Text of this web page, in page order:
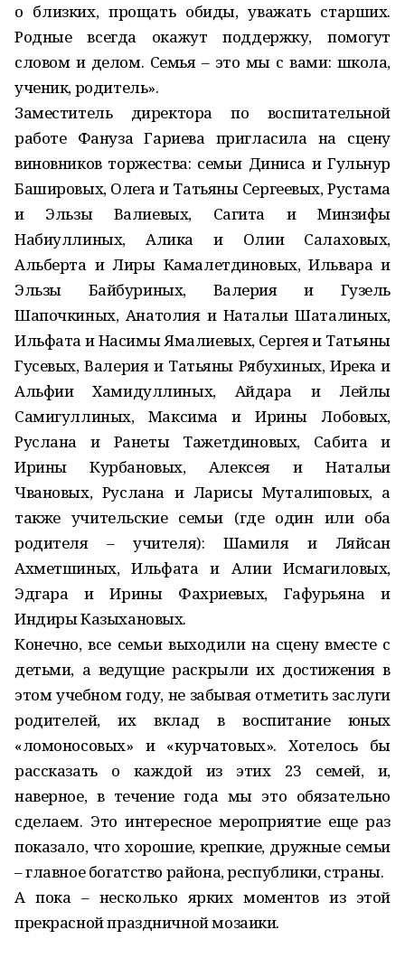
о близких, прощать обиды, уважать старших.
Родные всегда окажут поддержку, помогут
словом и делом. Семья – это мы с вами: школа,
ученик, родитель».
Заместитель директора по воспитательной
работе Фануза Гариева пригласила на сцену
виновников торжества: семьи Диниса и Гульнур
Башировых, Олега и Татьяны Сергеевых, Рустама
и Эльзы Валиевых, Сагита и Минзифы
Набиуллиных, Алика и Олии Салаховых,
Альберта и Лиры Камалетдиновых, Ильвара и
Эльзы Байбуриных, Валерия и Гузель
Шапочкиных, Анатолия и Натальи Шаталиных,
Ильфата и Насимы Ямалиевых, Сергея и Татьяны
Гусевых, Валерия и Татьяны Рябухиных, Ирека и
Альфии Хамидуллиных, Айдара и Лейлы
Самигуллиных, Максима и Ирины Лобовых,
Руслана и Ранеты Тажетдиновых, Сабита и
Ирины Курбановых, Алексея и Натальи
Чвановых, Руслана и Ларисы Муталиповых, а
также учительские семьи (где один или оба
родителя – учителя): Шамиля и Ляйсан
Ахметшиных, Ильфата и Алии Исмагиловых,
Эдгара и Ирины Фахриевых, Гафурьяна и
Индиры Казыхановых.
Конечно, все семьи выходили на сцену вместе с
детьми, а ведущие раскрыли их достижения в
этом учебном году, не забывая отметить заслуги
родителей, их вклад в воспитание юных
«ломоносовых» и «курчатовых». Хотелось бы
рассказать о каждой из этих 23 семей, и,
наверное, в течение года мы это обязательно
сделаем. Это интересное мероприятие еще раз
показало, что хорошие, крепкие, дружные семьи
– главное богатство района, республики, страны.
А пока – несколько ярких моментов из этой
прекрасной праздничной мозаики.